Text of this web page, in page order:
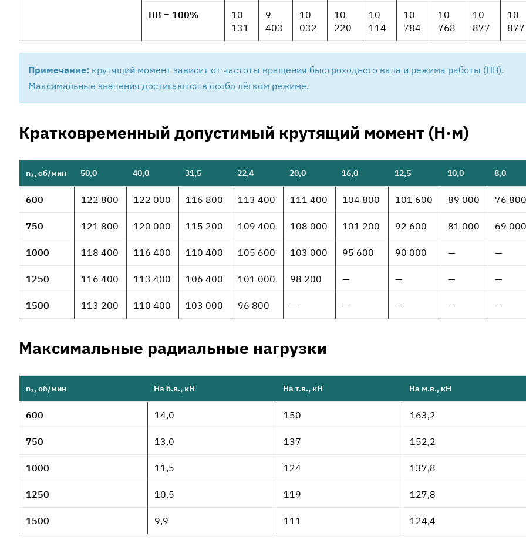
ПВ = 100%
10
131
9
403
10
032
10
220
10
114
10
784
10
768
10
877
10
877
Примечание: крутящий момент зависит от частоты вращения быстроходного вала и режима работы (ПВ).
Максимальные значения достигаются в особо лёгком режиме.
Кратковременный допустимый крутящий момент (H·м)
n₁, об/мин 50,0 40,0 31,5 22,4 20,0 16,0 12,5 10,0 8,0
600 122 800 122 000 116 800 113 400 111 400 104 800 101 600 89 000 76 800
750 121 800 120 000 115 200 109 400 108 000 101 200 92 600 81 000 69 000
1000 118 400 116 400 110 400 105 600 103 000 95 600 90 000 — —
1250 116 400 113 400 106 400 101 000 98 200 — — — —
1500 113 200 110 400 103 000 96 800 — — — — —
Максимальные радиальные нагрузки
n₁, об/мин На б.в., кН На т.в., кН На м.в., кН
600 14,0 150 163,2
750 13,0 137 152,2
1000 11,5 124 137,8
1250 10,5 119 127,8
1500 9,9 111 124,4